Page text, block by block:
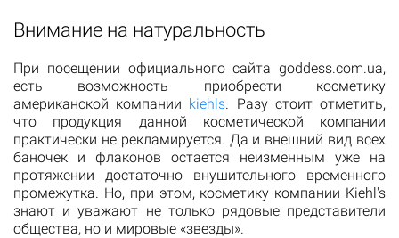
Внимание на натуральность
При посещении официального сайта goddess.com.ua,
есть возможность приобрести косметику
американской компании kiehls. Разу стоит отметить,
что продукция данной косметической компании
практически не рекламируется. Да и внешний вид всех
баночек и флаконов остается неизменным уже на
протяжении достаточно внушительного временного
промежутка. Но, при этом, косметику компании Kiehl's
знают и уважают не только рядовые представители
общества, но и мировые «звезды».